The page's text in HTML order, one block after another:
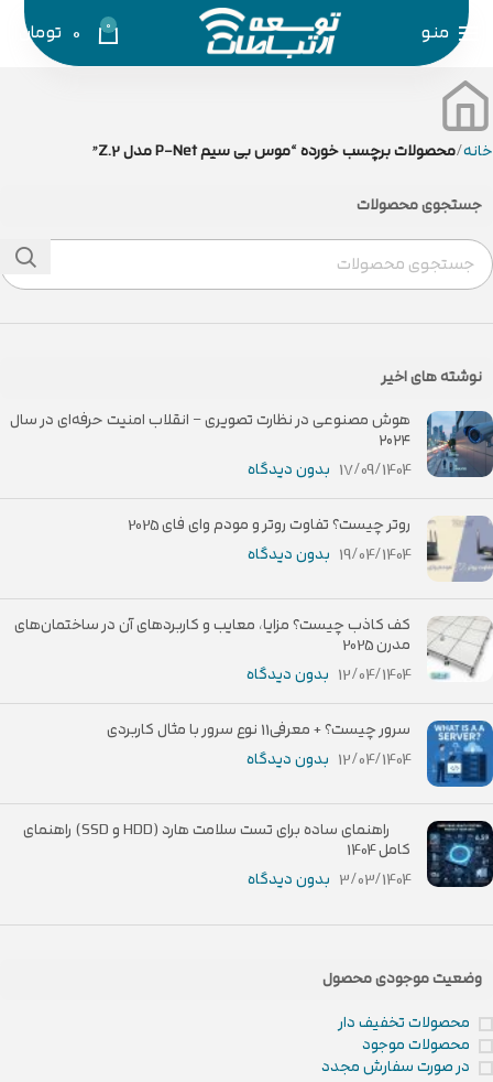
منو 0
0 تومان
خانه محصولات برچسب خورده “موس بی سیم P-Net مدل Z.2”
جستجوی محصولات
نوشته های اخیر
هوش مصنوعی در نظارت تصویری – انقلاب امنیت حرفه‌ای در سال
۲۰۲۴
17/09/1404 بدون دیدگاه
روتر چیست؟ تفاوت روتر و مودم وای فای 2025
19/04/1404 بدون دیدگاه
کف کاذب چیست؟ مزایا، معایب و کاربردهای آن در ساختمان‌های
مدرن 2025
12/04/1404 بدون دیدگاه
سرور چیست؟ + معرفی11 نوع سرور با مثال کاربردی
12/04/1404 بدون دیدگاه
راهنمای ساده برای تست سلامت هارد (HDD و SSD) راهنمای
کامل 1404
3/03/1404 بدون دیدگاه
وضعیت موجودی محصول
محصولات تخفیف دار
محصولات موجود
در صورت سفارش مجدد